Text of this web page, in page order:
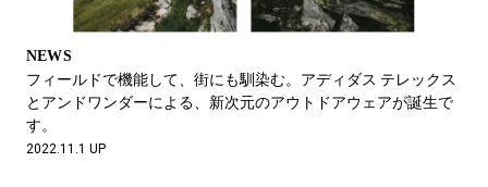
NEWS
フィールドで機能して、街にも馴染む。アディダス テレックス
とアンドワンダーによる、新次元のアウトドアウェアが誕生で
す。
2022.11.1 UP